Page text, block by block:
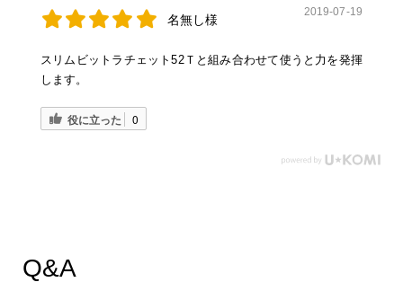
名無し様
2019-07-19
スリムビットラチェット52Ｔと組み合わせて使うと力を発揮
します。
役に立った 0
Q&A